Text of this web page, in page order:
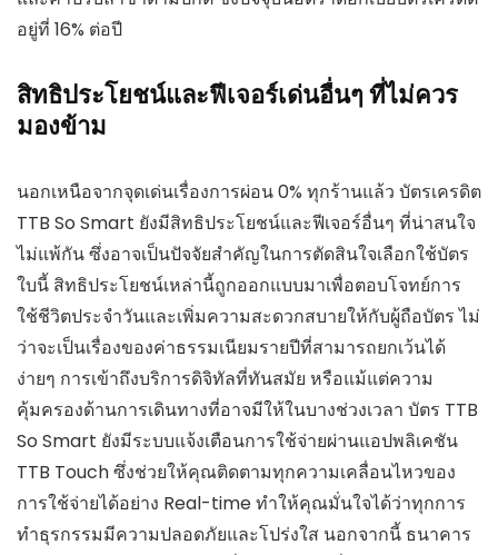
อยู่ที่ 16% ต่อปี
สิทธิประโยชน์และฟีเจอร์เด่นอื่นๆ ที่ไม่ควร
มองข้าม
นอกเหนือจากจุดเด่นเรื่องการผ่อน 0% ทุกร้านแล้ว บัตรเครดิต
TTB So Smart ยังมีสิทธิประโยชน์และฟีเจอร์อื่นๆ ที่น่าสนใจ
ไม่แพ้กัน ซึ่งอาจเป็นปัจจัยสำคัญในการตัดสินใจเลือกใช้บัตร
ใบนี้ สิทธิประโยชน์เหล่านี้ถูกออกแบบมาเพื่อตอบโจทย์การ
ใช้ชีวิตประจำวันและเพิ่มความสะดวกสบายให้กับผู้ถือบัตร ไม่
ว่าจะเป็นเรื่องของค่าธรรมเนียมรายปีที่สามารถยกเว้นได้
ง่ายๆ การเข้าถึงบริการดิจิทัลที่ทันสมัย หรือแม้แต่ความ
คุ้มครองด้านการเดินทางที่อาจมีให้ในบางช่วงเวลา บัตร TTB
So Smart ยังมีระบบแจ้งเตือนการใช้จ่ายผ่านแอปพลิเคชัน
TTB Touch ซึ่งช่วยให้คุณติดตามทุกความเคลื่อนไหวของ
การใช้จ่ายได้อย่าง Real-time ทำให้คุณมั่นใจได้ว่าทุกการ
ทำธุรกรรมมีความปลอดภัยและโปร่งใส นอกจากนี้ ธนาคาร